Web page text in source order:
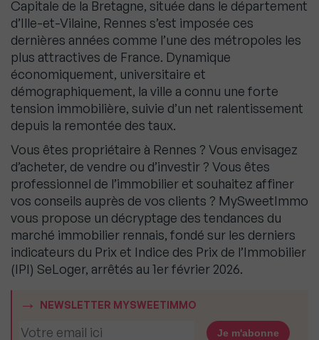
Capitale de la Bretagne, située dans le département
d’Ille-et-Vilaine, Rennes s’est imposée ces
dernières années comme l’une des métropoles les
plus attractives de France. Dynamique
économiquement, universitaire et
démographiquement, la ville a connu une forte
tension immobilière, suivie d’un net ralentissement
depuis la remontée des taux.
Vous êtes propriétaire à Rennes ? Vous envisagez
d’acheter, de vendre ou d’investir ? Vous êtes
professionnel de l’immobilier et souhaitez affiner
vos conseils auprès de vos clients ? MySweetImmo
vous propose un décryptage des tendances du
marché immobilier rennais, fondé sur les derniers
indicateurs du Prix et Indice des Prix de l’Immobilier
(IPI) SeLoger, arrêtés au 1er février 2026.
NEWSLETTER MYSWEETIMMO